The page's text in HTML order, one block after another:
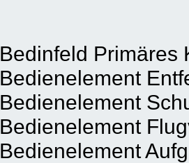
Bedinfeld Primäres
Bedienelement
Bedienelement
Bedienelement
Bedienelement